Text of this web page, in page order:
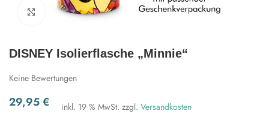
Zum Vergrößern klicken
DISNEY Isolierflasche „Minnie“
Keine Bewertungen
29,95€ inkl. 19 % MwSt. zzgl. Versandkosten